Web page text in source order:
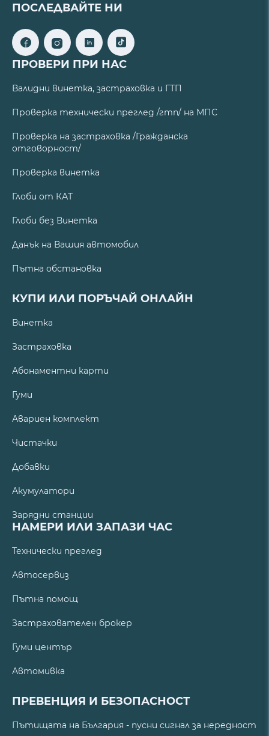
ПОСЛЕДВАЙТЕ НИ
ПРОВЕРИ ПРИ НАС
Валидни винетка, застраховка и ГТП
Проверка технически преглед /гтп/ на МПС
Проверка на застраховка /Гражданска
отговорност/
Проверка винетка
Глоби от КАТ
Глоби без Винетка
Данък на Вашия автомобил
Пътна обстановка
КУПИ ИЛИ ПОРЪЧАЙ ОНЛАЙН
Винетка
Застраховка
Абонаментни карти
Гуми
Авариен комплект
Чистачки
Добавки
Акумулатори
Зарядни станции
НАМЕРИ ИЛИ ЗАПАЗИ ЧАС
Технически преглед
Автосервиз
Пътна помощ
Застрахователен брокер
Гуми център
Автомивка
ПРЕВЕНЦИЯ И БЕЗОПАСНОСТ
Пътищата на България - пусни сигнал за нередност